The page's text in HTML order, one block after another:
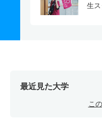
生ス
最近見た大学
こ